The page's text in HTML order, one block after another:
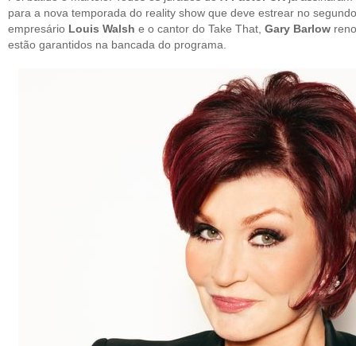
para a nova temporada do reality show que deve estrear no
empresário Louis Walsh e o cantor do Take That, Gary Barlow
estão garantidos na bancada do programa.